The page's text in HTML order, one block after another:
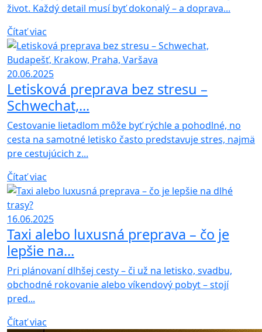
život. Každý detail musí byť dokonalý – a doprava...
Čítať viac
20.06.2025
Letisková preprava bez stresu –
Schwechat,...
Cestovanie lietadlom môže byť rýchle a pohodlné, no
cesta na samotné letisko často predstavuje stres, najmä
pre cestujúcich z...
Čítať viac
16.06.2025
Taxi alebo luxusná preprava – čo je
lepšie na...
Pri plánovaní dlhšej cesty – či už na letisko, svadbu,
obchodné rokovanie alebo víkendový pobyt – stojí
pred...
Čítať viac